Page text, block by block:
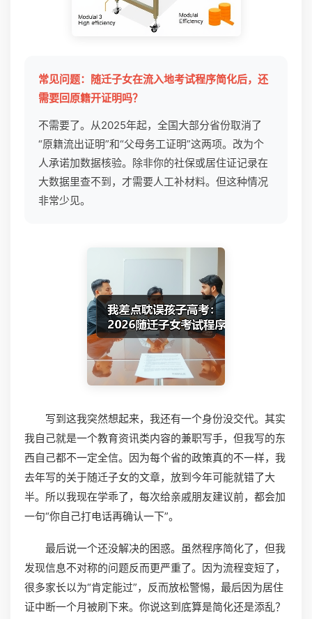
常见问题：随迁子女在流入地考试程序简化后，还
需要回原籍开证明吗？
不需要了。从2025年起，全国大部分省份取消了
“原籍流出证明”和“父母务工证明”这两项。改为个
人承诺加数据核验。除非你的社保或居住证记录在
大数据里查不到，才需要人工补材料。但这种情况
非常少见。
写到这我突然想起来，我还有一个身份没交代。其实
我自己就是一个教育资讯类内容的兼职写手，但我写的东
西自己都不一定全信。因为每个省的政策真的不一样，我
去年写的关于随迁子女的文章，放到今年可能就错了大
半。所以我现在学乖了，每次给亲戚朋友建议前，都会加
一句“你自己打电话再确认一下”。
最后说一个还没解决的困惑。虽然程序简化了，但我
发现信息不对称的问题反而更严重了。因为流程变短了，
很多家长以为“肯定能过”，反而放松警惕，最后因为居住
证中断一个月被刷下来。你说这到底算是简化还是添乱？